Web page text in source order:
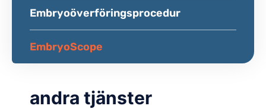
Embryoöverföringsprocedur
EmbryoScope
andra tjänster